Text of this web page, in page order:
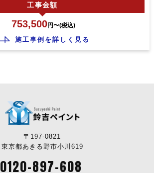
工事金額
753,500円〜(税込)
施工事例を詳しく見る
〒197-0821
東京都あきる野市小川619
0120-897-608